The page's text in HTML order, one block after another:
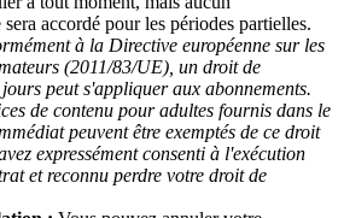
accordé pour les périodes partielles.
à la Directive européenne sur les
(2011/83/UE), un droit de
peut s'appliquer aux abonnements.
de contenu pour adultes fournis dans le
peuvent être exemptés de ce droit
expressément consenti à l'exécution
et reconnu perdre votre droit de